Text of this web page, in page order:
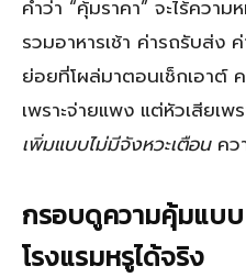
คำว่า “คุ้มราคา” จะไร้ควา
รวมอาหารเช้า ค่ารถรับส่ง
ย่อยที่โผล่มาตอนเช็กเอาต์
เพราะจ่ายแพง แต่หัวเสียเพ
เพิ่มแบบไม่มีจังหวะเตือนคว
กรอบดูความคุ้มแบบ
โรงแรมหรูได้จริง